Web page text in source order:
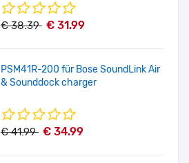
€ 38.39 € 31.99
PSM41R-200 für Bose SoundLink Air
& Sounddock charger
€ 41.99 € 34.99